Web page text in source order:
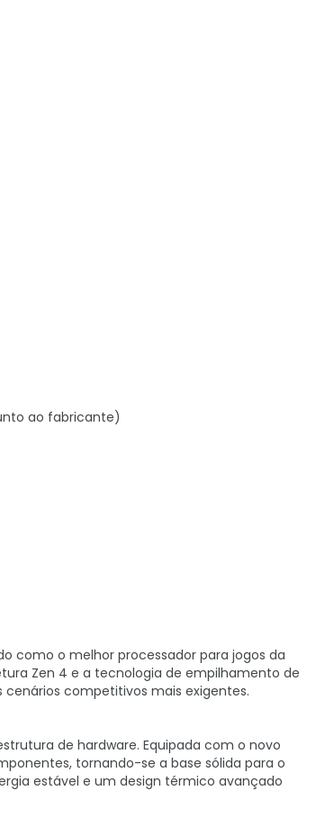
ao fabricante)
como o melhor processador para jogos da
Zen 4 e a tecnologia de empilhamento de
competitivos mais exigentes.
de hardware. Equipada com o novo
tornando-se a base sólida para o
estável e um design térmico avançado